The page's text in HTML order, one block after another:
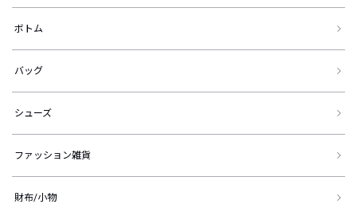
ボトム
バッグ
シューズ
ファッション雑貨
財布/小物